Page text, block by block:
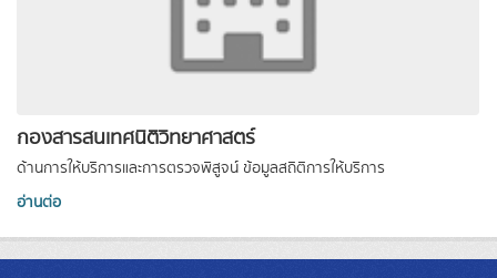
กองสารสนเทศนิติวิทยาศาสตร์
ด้านการให้บริการและการตรวจพิสูจน์ ข้อมูลสถิติการให้บริการ
อ่านต่อ